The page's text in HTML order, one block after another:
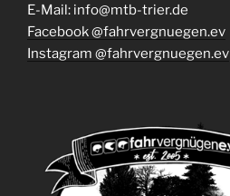
E-Mail: info@mtb-trier.de
Facebook @fahrvergnuegen.ev
Instagram @fahrvergnuegen.ev